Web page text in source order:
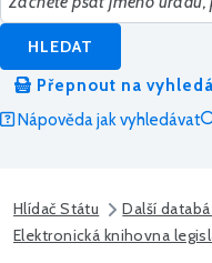
HLEDAT
Přepnout na
Nápověda jak vyhledávat
Hlídač Státu
Další
Elektronická knihovna